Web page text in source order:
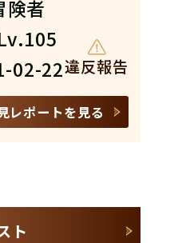
者
02-22違反報告
レポートを見る
ト